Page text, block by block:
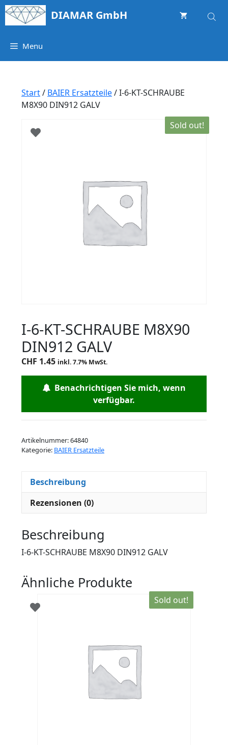
Springe
zum
DIAMAR GmbH
Menu
Start/ BAIER Ersatzteile/ I-6-KT-SCHRAUBE
M8X90 DIN912 GALV
Sold out!
I-6-KT-SCHRAUBE M8X90
DIN912 GALV
CHF 1.45 inkl. 7.7% MwSt.
Benachrichtigen Sie mich, wenn
verfügbar.
Artikelnummer:64840
Kategorie: BAIER Ersatzteile
Beschreibung
Rezensionen (0)
Beschreibung
I-6-KT-SCHRAUBE M8X90 DIN912 GALV
Ähnliche Produkte
Sold out!